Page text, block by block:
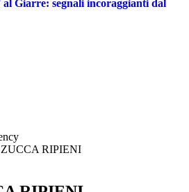
Giarre: segnali incoraggianti dal
RIPIENI